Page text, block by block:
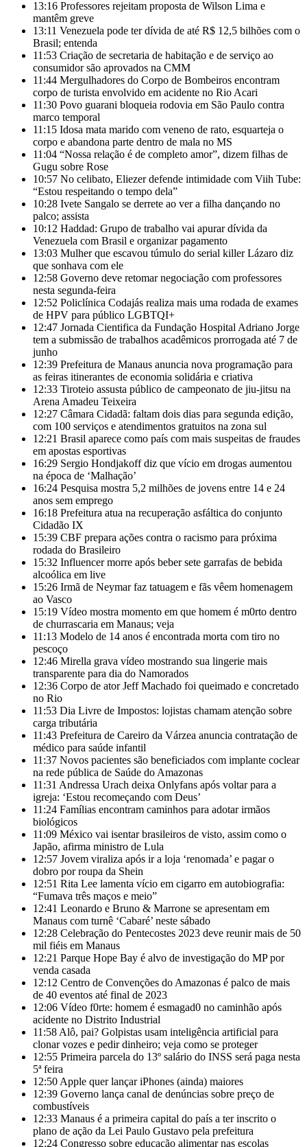
13:16 Professores rejeitam proposta de Wilson Lima e
mantêm greve
13:11 Venezuela pode ter dívida de até R$ 12,5 bilhões com o
Brasil; entenda
11:53 Criação de secretaria de habitação e de serviço ao
consumidor são aprovados na CMM
11:44 Mergulhadores do Corpo de Bombeiros encontram
corpo de turista envolvido em acidente no Rio Acari
11:30 Povo guarani bloqueia rodovia em São Paulo contra
marco temporal
11:15 Idosa mata marido com veneno de rato, esquarteja o
corpo e abandona parte dentro de mala no MS
11:04 “Nossa relação é de completo amor”, dizem filhas de
Gugu sobre Rose
10:57 No celibato, Eliezer defende intimidade com Viih Tube:
“Estou respeitando o tempo dela”
10:28 Ivete Sangalo se derrete ao ver a filha dançando no
palco; assista
10:12 Haddad: Grupo de trabalho vai apurar dívida da
Venezuela com Brasil e organizar pagamento
13:03 Mulher que escavou túmulo do serial killer Lázaro diz
que sonhava com ele
12:58 Governo deve retomar negociação com professores
nesta segunda-feira
12:52 Policlínica Codajás realiza mais uma rodada de exames
de HPV para público LGBTQI+
12:47 Jornada Cientifica da Fundação Hospital Adriano Jorge
tem a submissão de trabalhos acadêmicos prorrogada até 7 de
junho
12:39 Prefeitura de Manaus anuncia nova programação para
as feiras itinerantes de economia solidária e criativa
12:33 Tiroteio assusta público de campeonato de jiu-jitsu na
Arena Amadeu Teixeira
12:27 Câmara Cidadã: faltam dois dias para segunda edição,
com 100 serviços e atendimentos gratuitos na zona sul
12:21 Brasil aparece como país com mais suspeitas de fraudes
em apostas esportivas
16:29 Sergio Hondjakoff diz que vício em drogas aumentou
na época de ‘Malhação’
16:24 Pesquisa mostra 5,2 milhões de jovens entre 14 e 24
anos sem emprego
16:18 Prefeitura atua na recuperação asfáltica do conjunto
Cidadão IX
15:39 CBF prepara ações contra o racismo para próxima
rodada do Brasileiro
15:32 Influencer morre após beber sete garrafas de bebida
alcoólica em live
15:26 Irmã de Neymar faz tatuagem e fãs vêem homenagem
ao Vasco
15:19 Vídeo mostra momento em que homem é m0rto dentro
de churrascaria em Manaus; veja
11:13 Modelo de 14 anos é encontrada morta com tiro no
pescoço
12:46 Mirella grava vídeo mostrando sua lingerie mais
transparente para dia do Namorados
12:36 Corpo de ator Jeff Machado foi queimado e concretado
no Rio
11:53 Dia Livre de Impostos: lojistas chamam atenção sobre
carga tributária
11:43 Prefeitura de Careiro da Várzea anuncia contratação de
médico para saúde infantil
11:37 Novos pacientes são beneficiados com implante coclear
na rede pública de Saúde do Amazonas
11:31 Andressa Urach deixa Onlyfans após voltar para a
igreja: ‘Estou recomeçando com Deus’
11:24 Famílias encontram caminhos para adotar irmãos
biológicos
11:09 México vai isentar brasileiros de visto, assim como o
Japão, afirma ministro de Lula
12:57 Jovem viraliza após ir a loja ‘renomada’ e pagar o
dobro por roupa da Shein
12:51 Rita Lee lamenta vício em cigarro em autobiografia:
“Fumava três maços e meio”
12:41 Leonardo e Bruno & Marrone se apresentam em
Manaus com turnê ‘Cabaré’ neste sábado
12:28 Celebração do Pentecostes 2023 deve reunir mais de 50
mil fiéis em Manaus
12:21 Parque Hope Bay é alvo de investigação do MP por
venda casada
12:12 Centro de Convenções do Amazonas é palco de mais
de 40 eventos até final de 2023
12:06 Vídeo f0rte: homem é esmagad0 no caminhão após
acidente no Distrito Industrial
11:58 Alô, pai? Golpistas usam inteligência artificial para
clonar vozes e pedir dinheiro; veja como se proteger
12:55 Primeira parcela do 13º salário do INSS será paga nesta
5ª feira
12:50 Apple quer lançar iPhones (ainda) maiores
12:39 Governo lança canal de denúncias sobre preço de
combustíveis
12:33 Manaus é a primeira capital do país a ter inscrito o
plano de ação da Lei Paulo Gustavo pela prefeitura
12:24 Congresso sobre educação alimentar nas escolas